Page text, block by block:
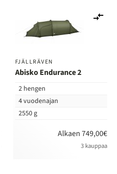
FJÄLLRÄVEN
Abisko Endurance 2
2 hengen
4 vuodenajan
2550 g
Alkaen 749,00€
3 kauppaa